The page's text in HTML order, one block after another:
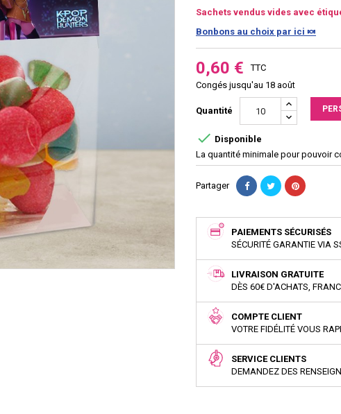
Sachets vendus vides avec
Bonbons au choix par ici 🍬
0,60 €
TTC
Congés jusqu'au 18 août
Quantité
 Disponible
La quantité minimale pour pouvoir
Partager
PAIEMENTS SÉCURISÉS
SÉCURITÉ GARANTIE VIA
LIVRAISON GRATUITE
DÈS 60€ D'ACHATS,
COMPTE CLIENT
VOTRE FIDÉLITÉ VOUS
SERVICE CLIENTS
DEMANDEZ DES